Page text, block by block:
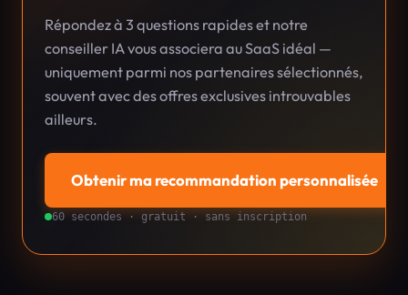
Répondez à 3 questions rapides et notre
conseiller IA vous associera au SaaS idéal —
uniquement parmi nos partenaires sélectionnés,
souvent avec des offres exclusives introuvables
ailleurs.
Obtenir ma recommandation personnalisée
60 secondes · gratuit · sans inscription